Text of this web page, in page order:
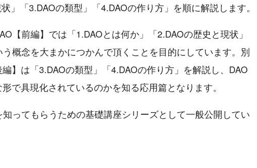
状」「3.DAOの類型」「4.DAOの作り方」を順に解説します。
【前編】では「1.DAOとは何か」「2.DAOの歴史と現状」
う概念を大まかにつかんで頂くことを目的にしています。別
】は「3.DAOの類型」「4.DAOの作り方」を解説し、DAO
で具現化されているのかを知る応用篇となります。
ってもらうための基礎講座シリーズとして一般公開してい